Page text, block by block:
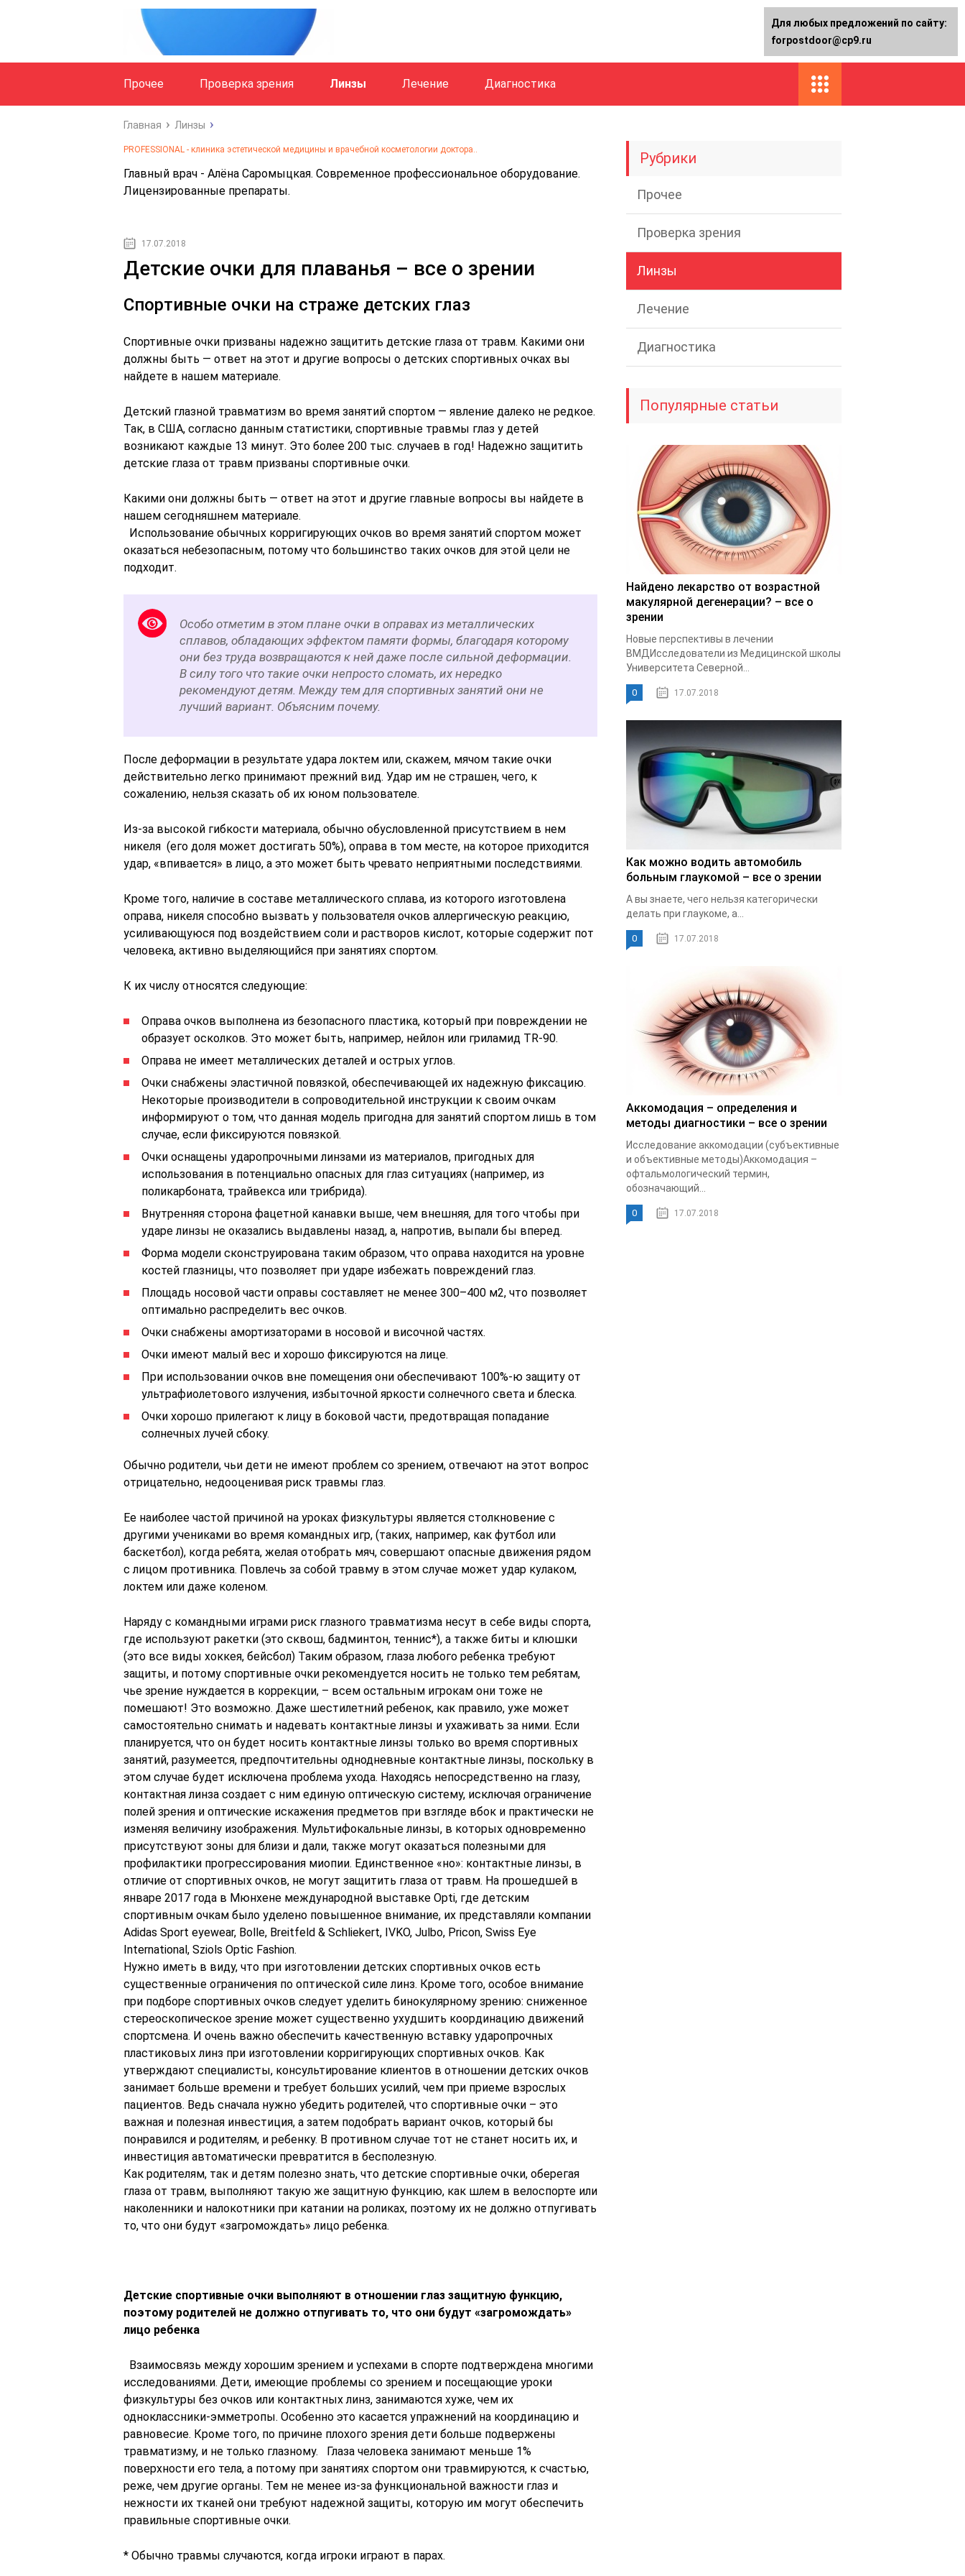
Прочее Проверка зрения Линзы Лечение Диагностика
Главная Линзы
PROFESSIONAL - клиника эстетической медицины и врачебной косметологии доктора..
Главный врач - Алёна Саромыцкая. Современное профессиональное оборудование.
Лицензированные препараты.
17.07.2018
Детские очки для плаванья – все о зрении
Спортивные очки на страже детских глаз
Cпортивные очки призваны надежно защитить детские глаза от травм. Какими они
должны быть — ответ на этот и другие вопросы о детских спортивных очках вы
найдете в нашем материале.
Детский глазной травматизм во время занятий спортом — явление далеко не редкое.
Так, в США, согласно данным статистики, спортивные травмы глаз у детей
возникают каждые 13 минут. Это более 200 тыс. случаев в год! Надежно защитить
детские глаза от травм призваны спортивные очки.
Какими они должны быть — ответ на этот и другие главные вопросы вы найдете в
нашем сегодняшнем материале.
Использование обычных корригирующих очков во время занятий спортом может
оказаться небезопасным, потому что большинство таких очков для этой цели не
подходит.
Особо отметим в этом плане очки в оправах из металлических
сплавов, обладающих эффектом памяти формы, благодаря которому
они без труда возвращаются к ней даже после сильной деформации.
В силу того что такие очки непросто сломать, их нередко
рекомендуют детям. Между тем для спортивных занятий они не
лучший вариант. Объясним почему.
После деформации в результате удара локтем или, скажем, мячом такие очки
действительно легко принимают прежний вид. Удар им не страшен, чего, к
сожалению, нельзя сказать об их юном пользователе.
Из-за высокой гибкости материала, обычно обусловленной присутствием в нем
никеля (его доля может достигать 50%), оправа в том месте, на которое приходится
удар, «впивается» в лицо, а это может быть чревато неприятными последствиями.
Кроме того, наличие в составе металлического сплава, из которого изготовлена
оправа, никеля способно вызвать у пользователя очков аллергическую реакцию,
усиливающуюся под воздействием соли и растворов кислот, которые содержит пот
человека, активно выделяющийся при занятиях спортом.
К их числу относятся следующие:
Оправа очков выполнена из безопасного пластика, который при повреждении не
образует осколков. Это может быть, например, нейлон или гриламид TR-90.
Оправа не имеет металлических деталей и острых углов.
Очки снабжены эластичной повязкой, обеспечивающей их надежную фиксацию.
Некоторые производители в сопроводительной инструкции к своим очкам
информируют о том, что данная модель пригодна для занятий спортом лишь в том
случае, если фиксируются повязкой.
Очки оснащены ударопрочными линзами из материалов, пригодных для
использования в потенциально опасных для глаз ситуациях (например, из
поликарбоната, трайвекса или трибрида).
Внутренняя сторона фацетной канавки выше, чем внешняя, для того чтобы при
ударе линзы не оказались выдавлены назад, а, напротив, выпали бы вперед.
Форма модели сконструирована таким образом, что оправа находится на уровне
костей глазницы, что позволяет при ударе избежать повреждений глаз.
Площадь носовой части оправы составляет не менее 300–400 м2, что позволяет
оптимально распределить вес очков.
Очки снабжены амортизаторами в носовой и височной частях.
Очки имеют малый вес и хорошо фиксируются на лице.
При использовании очков вне помещения они обеспечивают 100%-ю защиту от
ультрафиолетового излучения, избыточной яркости солнечного света и блеска.
Очки хорошо прилегают к лицу в боковой части, предотвращая попадание
солнечных лучей сбоку.
Обычно родители, чьи дети не имеют проблем со зрением, отвечают на этот вопрос
отрицательно, недооценивая риск травмы глаз.
Ее наиболее частой причиной на уроках физкультуры является столкновение с
другими учениками во время командных игр, (таких, например, как футбол или
баскетбол), когда ребята, желая отобрать мяч, совершают опасные движения рядом
с лицом противника. Повлечь за собой травму в этом случае может удар кулаком,
локтем или даже коленом.
Наряду с командными играми риск глазного травматизма несут в себе виды спорта,
где используют ракетки (это сквош, бадминтон, теннис*), а также биты и клюшки
(это все виды хоккея, бейсбол) Таким образом, глаза любого ребенка требуют
защиты, и потому спортивные очки рекомендуется носить не только тем ребятам,
чье зрение нуждается в коррекции, – всем остальным игрокам они тоже не
помешают! Это возможно. Даже шестилетний ребенок, как правило, уже может
самостоятельно снимать и надевать контактные линзы и ухаживать за ними. Если
планируется, что он будет носить контактные линзы только во время спортивных
занятий, разумеется, предпочтительны однодневные контактные линзы, поскольку в
этом случае будет исключена проблема ухода. Находясь непосредственно на глазу,
контактная линза создает с ним единую оптическую систему, исключая ограничение
полей зрения и оптические искажения предметов при взгляде вбок и практически не
изменяя величину изображения. Мультифокальные линзы, в которых одновременно
присутствуют зоны для близи и дали, также могут оказаться полезными для
профилактики прогрессирования миопии. Единственное «но»: контактные линзы, в
отличие от спортивных очков, не могут защитить глаза от травм. На прошедшей в
январе 2017 года в Мюнхене международной выставке Opti, где детским
спортивным очкам было уделено повышенное внимание, их представляли компании
Adidas Sport eyewear, Bolle, Breitfeld & Schliekert, IVKO, Julbo, Pricon, Swiss Eye
International, Sziols Optic Fashion.
Нужно иметь в виду, что при изготовлении детских спортивных очков есть
существенные ограничения по оптической силе линз. Кроме того, особое внимание
при подборе спортивных очков следует уделить бинокулярному зрению: сниженное
стереоскопическое зрение может существенно ухудшить координацию движений
спортсмена. И очень важно обеспечить качественную вставку ударопрочных
пластиковых линз при изготовлении корригирующих спортивных очков. Как
утверждают специалисты, консультирование клиентов в отношении детских очков
занимает больше времени и требует больших усилий, чем при приеме взрослых
пациентов. Ведь сначала нужно убедить родителей, что спортивные очки – это
важная и полезная инвестиция, а затем подобрать вариант очков, который бы
понравился и родителям, и ребенку. В противном случае тот не станет носить их, и
инвестиция автоматически превратится в бесполезную.
Как родителям, так и детям полезно знать, что детские спортивные очки, оберегая
глаза от травм, выполняют такую же защитную функцию, как шлем в велоспорте или
наколенники и налокотники при катании на роликах, поэтому их не должно отпугивать
то, что они будут «загромождать» лицо ребенка.
Детские спортивные очки выполняют в отношении глаз защитную функцию,
поэтому родителей не должно отпугивать то, что они будут «загромождать»
лицо ребенка
Взаимосвязь между хорошим зрением и успехами в спорте подтверждена многими
исследованиями. Дети, имеющие проблемы со зрением и посещающие уроки
физкультуры без очков или контактных линз, занимаются хуже, чем их
одноклассники-эмметропы. Особенно это касается упражнений на координацию и
равновесие. Кроме того, по причине плохого зрения дети больше подвержены
травматизму, и не только глазному. Глаза человека занимают меньше 1%
поверхности его тела, а потому при занятиях спортом они травмируются, к счастью,
реже, чем другие органы. Тем не менее из-за функциональной важности глаз и
нежности их тканей они требуют надежной защиты, которую им могут обеспечить
правильные спортивные очки.
* Обычно травмы случаются, когда игроки играют в парах.
Рубрики
Прочее
Проверка зрения
Линзы
Лечение
Диагностика
Популярные статьи
Найдено лекарство от возрастной
макулярной дегенерации? – все о
зрении
Новые перспективы в лечении
ВМДИсследователи из Медицинской школы
Университета Северной...
0 17.07.2018
Как можно водить автомобиль
больным глаукомой – все о зрении
А вы знаете, чего нельзя категорически
делать при глаукоме, а...
0 17.07.2018
Аккомодация – определения и
методы диагностики – все о зрении
Исследование аккомодации (субъективные
и объективные методы)Аккомодация –
офтальмологический термин,
обозначающий...
0 17.07.2018
Для любых предложений по сайту:
forpostdoor@cp9.ru